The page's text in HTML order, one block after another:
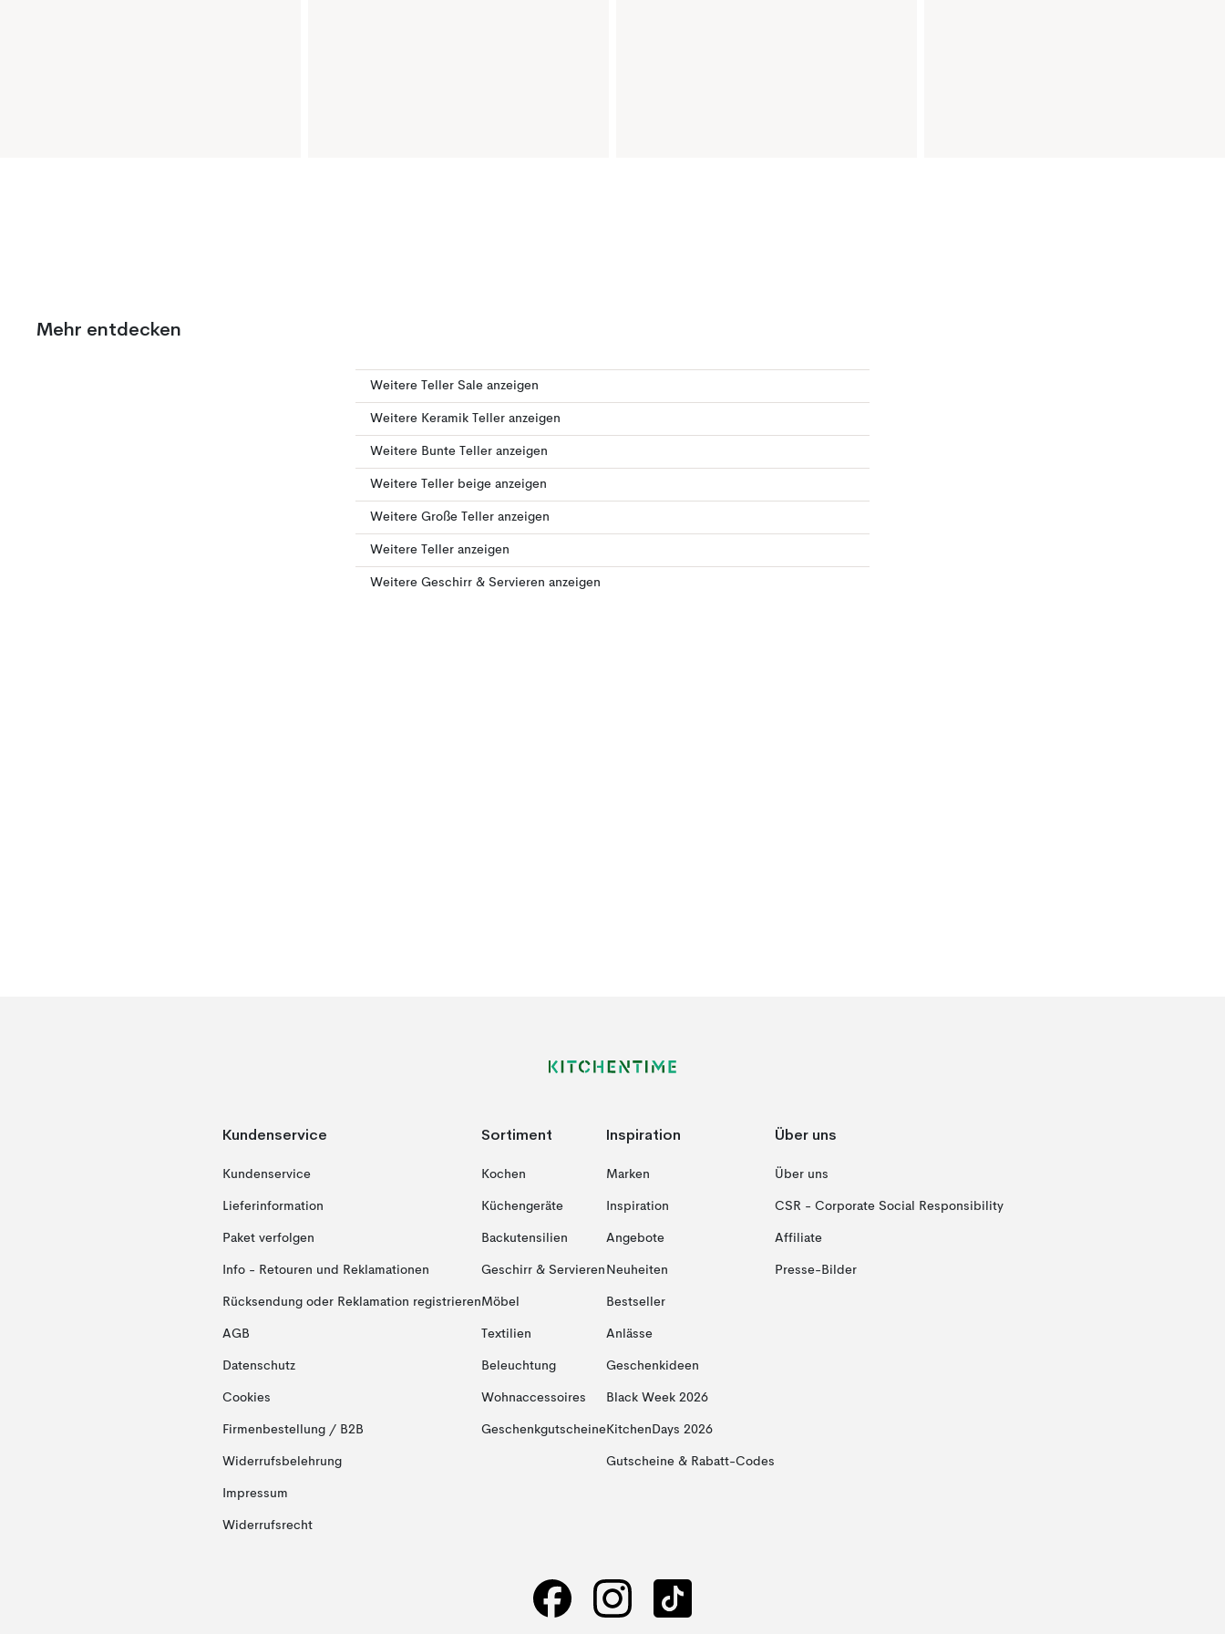
Mehr entdecken
Weitere Teller Sale anzeigen
Weitere Keramik Teller anzeigen
Weitere Bunte Teller anzeigen
Weitere Teller beige anzeigen
Weitere Große Teller anzeigen
Weitere Teller anzeigen
Weitere Geschirr & Servieren anzeigen
Kundenservice
Kundenservice
Lieferinformation
Paket verfolgen
Info - Retouren und Reklamationen
Rücksendung oder Reklamation registrieren
AGB
Datenschutz
Cookies
Firmenbestellung / B2B
Widerrufsbelehrung
Impressum
Widerrufsrecht
Sortiment
Kochen
Küchengeräte
Backutensilien
Geschirr & Servieren
Möbel
Textilien
Beleuchtung
Wohnaccessoires
Geschenkgutscheine
Inspiration
Marken
Inspiration
Angebote
Neuheiten
Bestseller
Anlässe
Geschenkideen
Black Week 2026
KitchenDays 2026
Gutscheine & Rabatt-Codes
Über uns
Über uns
CSR - Corporate Social Responsibility
Affiliate
Presse-Bilder